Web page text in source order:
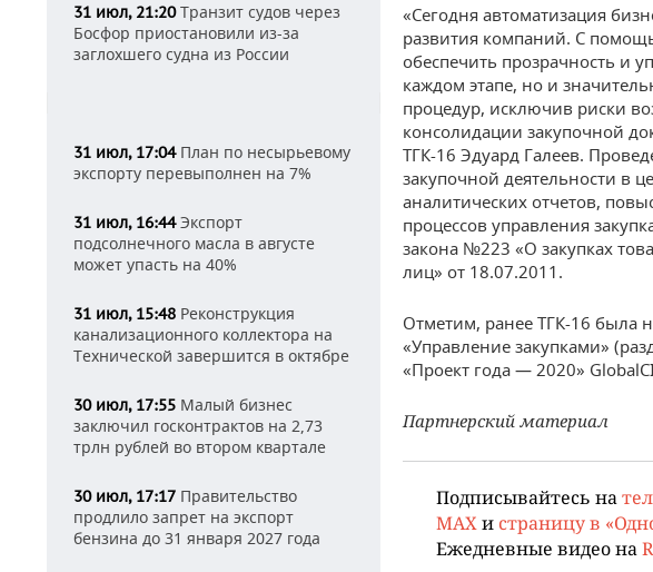
31 июл, 21:20Транзит судов через
Босфор приостановили из-за
заглохшего судна из России
31 июл, 17:04План по несырьевому
экспорту перевыполнен на 7%
31 июл, 16:44Экспорт
подсолнечного масла в августе
может упасть на 40%
31 июл, 15:48 Реконструкция
канализационного коллектора на
Технической завершится в октябре
30 июл, 17:55 Малый бизнес
заключил госконтрактов на 2,73
трлн рублей во втором квартале
30 июл, 17:17 Правительство
продлило запрет на экспорт
бензина до 31 января 2027 года
«Сегодня автоматизация
развития компаний. С
обеспечить прозрачность и
каждом этапе, но и
процедур, исключив риски
консолидации закупочной
ТГК-16 Эдуард Галеев.
закупочной деятельности в
аналитических отчетов,
процессов управления
закона №223 «О закупках
лиц» от 18.07.2011.
Отметим, ранее ТГК-16 была
«Управление закупками»
«Проект года — 2020»
Партнерский материал
Подписывайтесь на
MAXи страницу в
Ежедневные видео на